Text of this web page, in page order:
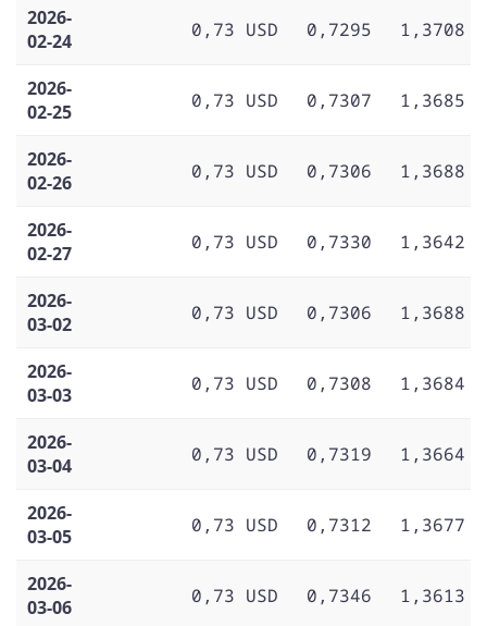
2026-
02-24
0,73 USD 0,7295 1,3708
2026-
02-25
0,73 USD 0,7307 1,3685
2026-
02-26
0,73 USD 0,7306 1,3688
2026-
02-27
0,73 USD 0,7330 1,3642
2026-
03-02
0,73 USD 0,7306 1,3688
2026-
03-03
0,73 USD 0,7308 1,3684
2026-
03-04
0,73 USD 0,7319 1,3664
2026-
03-05
0,73 USD 0,7312 1,3677
2026-
03-06
0,73 USD 0,7346 1,3613